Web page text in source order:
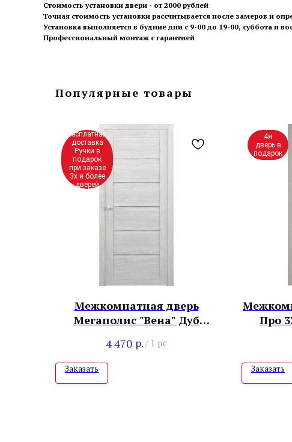
Стоимость установки двери - от 2000 рублей
Точная стоимость установки рассчитывается после замеров и
Установка выполняется в будние дни с 9-00 до 19-00, суббота и
Профессиональный монтаж с гарантией
Популярные товары
Бесплатная
доставка
Ручки в
подарок
при заказе
3х и более
дверей
Межкомнатная дверь
Мегаполис "Вена" Дуб
4 470 р. / 1 pc
Заказать
4я
дверь в
подарок
Про
Заказать